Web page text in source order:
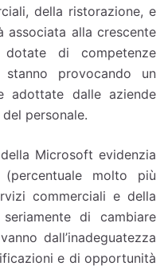
della ristorazione, e
alla crescente
di competenze
stanno provocando un
adottate dalle aziende
personale.
Microsoft evidenzia
molto più
commerciali e della
di cambiare
dall’inadeguatezza
e di opportunità